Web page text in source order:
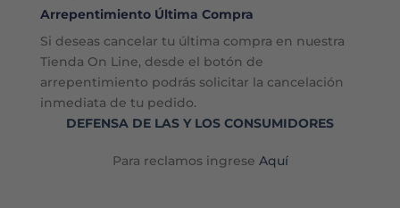
Arrepentimiento Última Compra
Si deseas cancelar tu última compra en nuestra
Tienda On Line, desde el botón de
arrepentimiento podrás solicitar la cancelación
inmediata de tu pedido.
DEFENSA DE LAS Y LOS CONSUMIDORES
Para reclamos ingrese Aquí